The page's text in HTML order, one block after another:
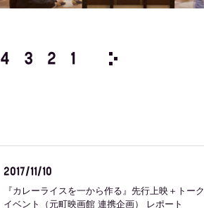
4 3 2 1 2025 /
2017/11/10
『カレーライスを一から作る』先行上映＋トーク
イベント（元町映画館 連携企画） レポート